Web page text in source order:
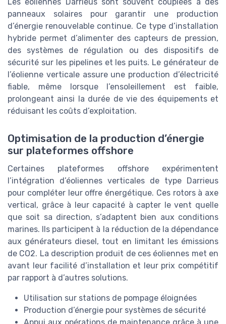
Les eoliennes Darrieus sont souvent couplées à des
panneaux solaires pour garantir une production
d’énergie renouvelable continue. Ce type d’installation
hybride permet d’alimenter des capteurs de pression,
des systèmes de régulation ou des dispositifs de
sécurité sur les pipelines et les puits. Le générateur de
l’éolienne verticale assure une production d’électricité
fiable, même lorsque l’ensoleillement est faible,
prolongeant ainsi la durée de vie des équipements et
réduisant les coûts d’exploitation.
Optimisation de la production d’énergie
sur plateformes offshore
Certaines plateformes offshore expérimentent
l’intégration d’éoliennes verticales de type Darrieus
pour compléter leur offre énergétique. Ces rotors à axe
vertical, grâce à leur capacité à capter le vent quelle
que soit sa direction, s’adaptent bien aux conditions
marines. Ils participent à la réduction de la dépendance
aux générateurs diesel, tout en limitant les émissions
de CO2. La description produit de ces éoliennes met en
avant leur facilité d’installation et leur prix compétitif
par rapport à d’autres solutions.
Utilisation sur stations de pompage éloignées
Production d’énergie pour systèmes de sécurité
Appui aux opérations de maintenance grâce à une